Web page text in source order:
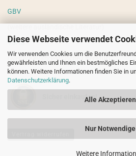
Diese Webseite verwendet
Wir verwenden Cookies um die
gewährleisten und Ihnen ein bestmögliches
können. Weitere Informationen finden Sie in
Datenschutzerklärung.
Alle Akzeptieren
Nur Notwendige
Weitere
GBV
VdHS
(weitere evangelistische Literatur)
Sicher einkaufen!